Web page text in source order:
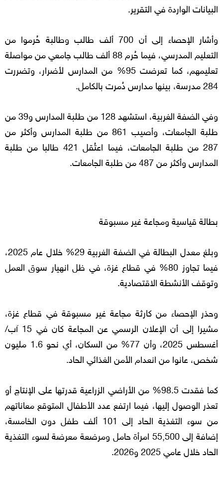
البيانات الواردة في التقرير.
وأشار الإحصاء إلى أن 700 ألف طالب وطالبة حُرموا من
التعليم المدرسي، فيما حُرم 88 ألف طالب جامعي من مواصلة
تعليمهم، كما تعرضت 95% من المدارس لأضرار، وتضررت
284 مدرسة، بينها مدارس دُمرت بالكامل.
وفي الضفة الغربية، استشهد 128 من طلبة المدارس و39 من
طلبة الجامعات، وأصيب 861 من طلبة المدارس وأكثر من
287 من طلبة الجامعات، فيما اعتُقل 421 طالبا من طلبة
المدارس وأكثر من 487 من طلبة الجامعات.
بطالة قياسية ومجاعة غير مسبوقة
وبلغ معدل البطالة في الضفة الغربية 29% خلال عام 2025،
فيما تجاوز 80% في قطاع غزة، في ظل انهيار سوق العمل
وتوقف الأنشطة الاقتصادية.
وحذر الإحصاء من كارثة مجاعة غير مسبوقة في قطاع غزة،
مشيرا إلى أن الإعلان الرسمي عن المجاعة كان في 15 آب/
أغسطس 2025، وأن 77% من السكان، أي نحو 1.6 مليون
شخص، عانوا من انعدام الأمن الغذائي الحاد.
كما فقدت 98.5% من الأراضي الزراعية قدرتها على الإنتاج أو
تعذر الوصول إليها، فيما ارتفع عدد الأطفال المتوقع معاناتهم
من سوء التغذية الحاد إلى 101 ألف طفل دون الخامسة،
إضافة إلى 55,500 امرأة حامل ومرضعة معرضة لسوء التغذية
الحاد خلال عامي 2025 و2026.